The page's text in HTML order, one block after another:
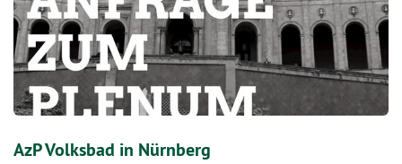
AzP Volksbad in Nürnberg